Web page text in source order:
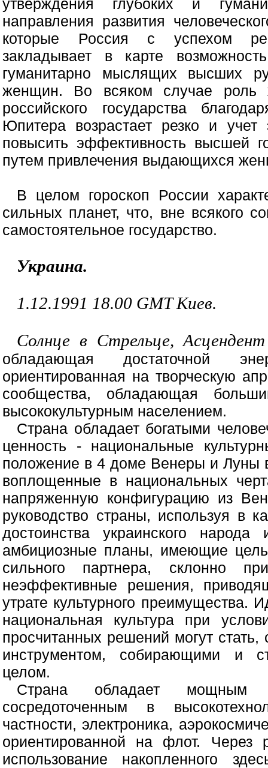
утверждения глубоких и
направления развития
которые Россия с успехом
закладывает в карте
гуманитарно мыслящих высших
женщин. Во всяком случае
российского государства
Юпитера возрастает резко и учет
повысить эффективность высшей
путем привлечения выдающихся
В целом гороскоп России
сильных планет, что, вне всякого
самостоятельное государство.
Украина.
1.12.1991 18.00 GMT Киев.
Солнце в Стрельце,
обладающая достаточной
ориентированная на творческую
сообщества, обладающая
высококультурным населением.
Страна обладает богатыми
ценность - национальные
положение в 4 доме Венеры и Луны
воплощенные в национальных
напряженную конфигурацию из
руководство страны, используя в
достоинства украинского
амбициозные планы, имеющие
сильного партнера, склонно
неэффективные решения,
утрате культурного преимущества.
национальная культура при
просчитанных решений могут
инструментом, собирающими и
целом.
Страна обладает мощным
сосредоточенным в
частности, электроника,
ориентированной на флот. Через
использование накопленного